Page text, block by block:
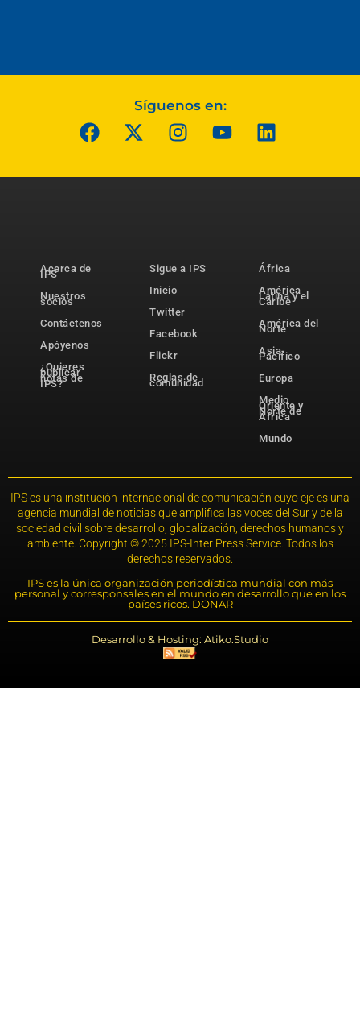
Síguenos en:
Acerca de
IPS
Nuestros
socios
Contáctenos
Apóyenos
¿Quieres
publicar
notas de
IPS?
Sigue a IPS
Inicio
Twitter
Facebook
Flickr
Reglas de
comunidad
África
América
Latina y el
Caribe
América del
Norte
Asia-
Pacífico
Europa
Medio
Oriente y
Norte de
África
Mundo
IPS es una institución internacional de comunicación cuyo eje es una
agencia mundial de noticias que amplifica las voces del Sur y de la
sociedad civil sobre desarrollo, globalización, derechos humanos y
ambiente. Copyright © 2025 IPS-Inter Press Service. Todos los
derechos reservados.
IPS es la única organización periodística mundial con más
personal y corresponsales en el mundo en desarrollo que en los
países ricos. DONAR
Desarrollo & Hosting: Atiko.Studio